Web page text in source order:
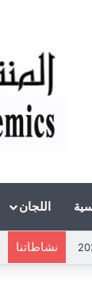
اللجان
نشاطاتنا